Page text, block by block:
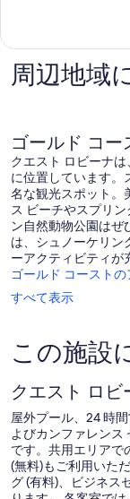
を
表
示
る
素
晴
ら
コ
ミ
9
件
件
の
口
コ
ミ
周辺地域
ゴールド コー
クエスト ロビーナ
に位置しています。
名な観光スポット。
ス ビーチやスプリ
ン自然動物公園はぜ
は、シュノーケリン
ーアクティビティが
ゴールド コースト
すべて表示
この施設
クエスト ロビ
屋外プール、24 時
よびカンファレンス
です。共用エリアで
(無料)もご利用いた
グ (有料)、ビジネス